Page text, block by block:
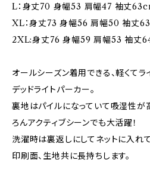
L：身丈70 身幅53 肩幅47 袖丈
XL：身丈73 身幅56 肩幅50 袖丈
2XL:身丈76 身幅59 肩幅53 袖丈
オールシーズン着用できる、軽くて
デッドライトパーカー。
裏地はパイルになっていて吸湿性が
ろんアクティブシーンでも大活躍！
洗濯時は裏返しにしてネットに入れ
印刷面、生地共に長持ちします。